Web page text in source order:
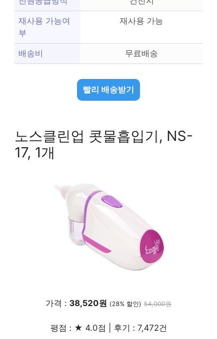
재사용 가능여
부
재사용 가능
배송비 무료배송
빨리 배송받기
노스클린업 콧물흡입기, NS-
17, 1개
가격 : 38,520원 (28% 할인) 54,000원
평점 : ★ 4.0점 | 후기 : 7,472건